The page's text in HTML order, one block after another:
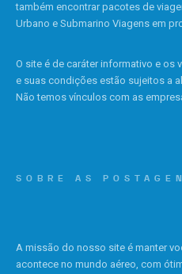
também encontrar pacotes de
Urbano e Submarino Viagens em
O site é de caráter informativo e os
e suas condições estão sujeitos a
Não temos vínculos com as
SOBRE AS
A missão do nosso site é manter
acontece no mundo aéreo, com